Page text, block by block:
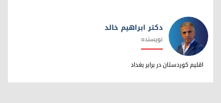
دکتر ابراهیم خالد
دکتر ابراهیم خالد
نویسنده
اقلیم کوردستان در برابر بغداد